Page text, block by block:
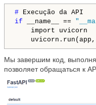
#
if __name__ ==
import uvicorn
uvicorn.run(app,
Мы завершим код,
позволяет обращаться к